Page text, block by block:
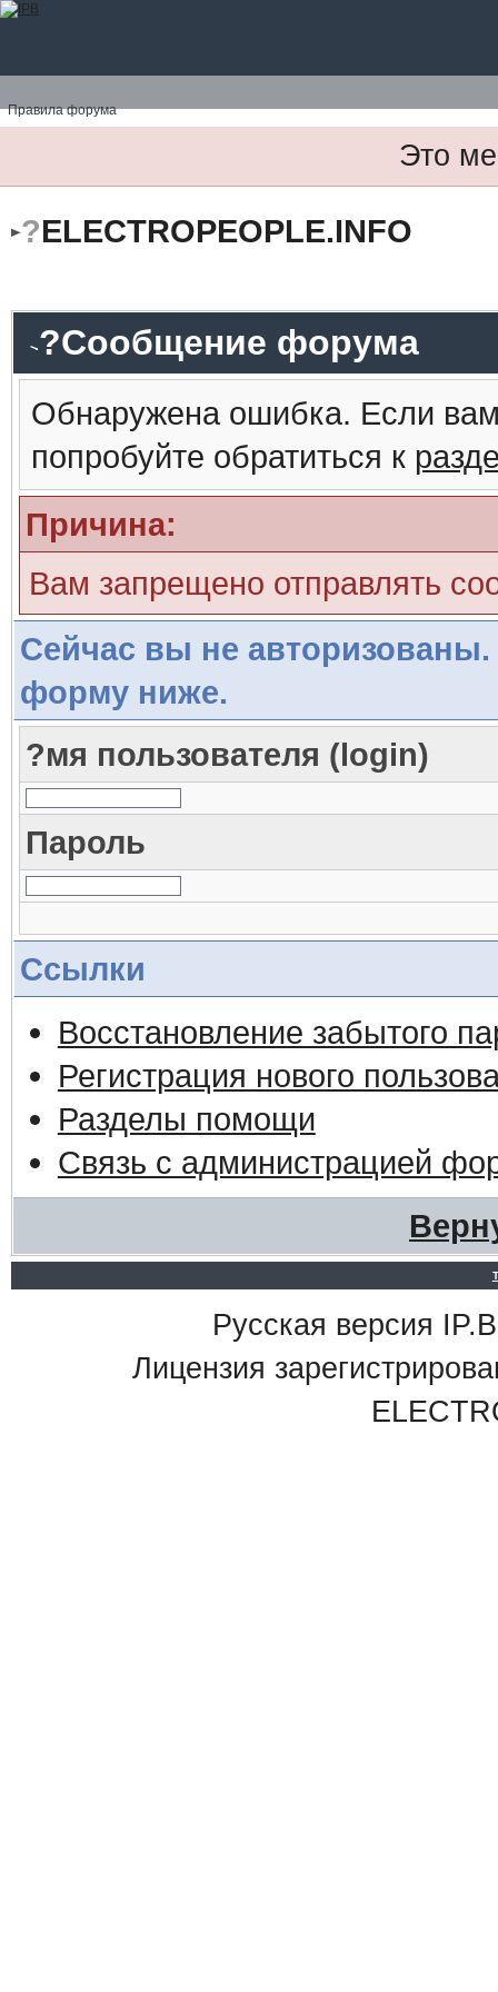
Правила форума
Это
?ELECTROPEOPLE.INFO
?Сообщение форума
Обнаружена ошибка. Если
попробуйте обратиться к
Причина:
Вам запрещено отправлять
Сейчас вы не авторизованы.
форму ниже.
?мя пользователя (login)
Пароль
Ссылки
Восстановление забытого
Регистрация нового
Разделы помощи
Связь с администрацией
Русская версия
Лицензия